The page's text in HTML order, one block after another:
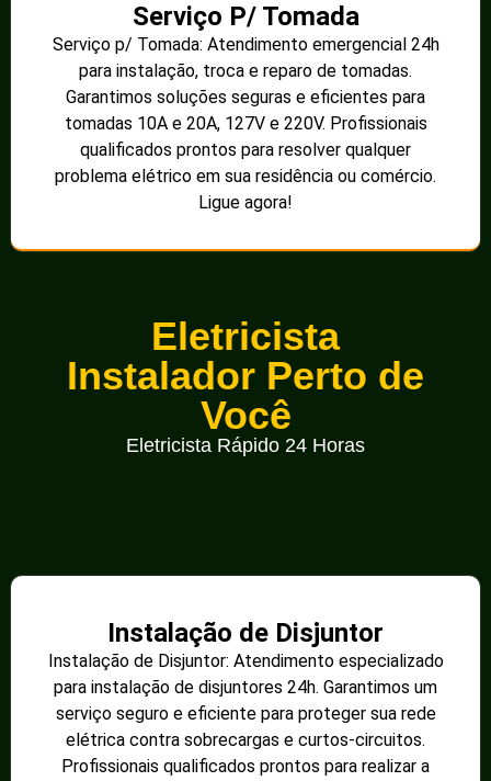
Serviço P/ Tomada
Serviço p/ Tomada: Atendimento emergencial 24h
para instalação, troca e reparo de tomadas.
Garantimos soluções seguras e eficientes para
tomadas 10A e 20A, 127V e 220V. Profissionais
qualificados prontos para resolver qualquer
problema elétrico em sua residência ou comércio.
Ligue agora!
Eletricista
Instalador Perto de
Você
Eletricista Rápido 24 Horas
Instalação de Disjuntor
Instalação de Disjuntor: Atendimento especializado
para instalação de disjuntores 24h. Garantimos um
serviço seguro e eficiente para proteger sua rede
elétrica contra sobrecargas e curtos-circuitos.
Profissionais qualificados prontos para realizar a